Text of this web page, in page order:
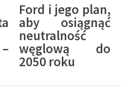
Ford i jego plan,
aby osiągnąć
neutralność
węglową do
2050 roku